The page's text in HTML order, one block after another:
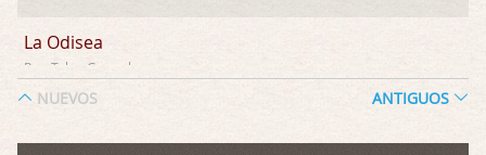
La Odisea
Por: Talan Gwynek
La Odisea
NUEVOS ANTIGUOS